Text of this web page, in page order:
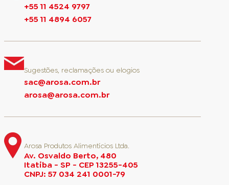
+55 11 4524 9797
+55 11 4894 6057
Sugestões, reclamações ou elogios
sac@arosa.com.br
arosa@arosa.com.br
Arosa Produtos Alimentícios Ltda.
Av. Osvaldo Berto, 480
Itatiba - SP - CEP 13255-405
CNPJ: 57 034 241 0001-79